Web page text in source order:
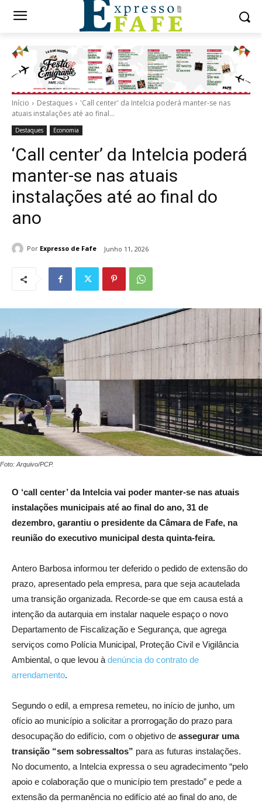
Início Destaques
'Call center' da Intelcia poderá manter-se nas
atuais instalações até ao final...
Destaques Economia
‘Call center’ da Intelcia poderá
manter-se nas atuais
instalações até ao final do
ano
Por Expresso de Fafe Junho 11, 2026
Foto: Arquivo/PCP.
O ‘call center’ da Intelcia vai poder manter-se nas atuais
instalações municipais até ao final do ano, 31 de
dezembro, garantiu o presidente da Câmara de Fafe, na
reunião do executivo municipal desta quinta-feira.
Antero Barbosa informou ter deferido o pedido de extensão do
prazo, apresentado pela empresa, para que seja acautelada
uma transição organizada. Recorde-se que em causa está a
intenção da autarquia em instalar naquele espaço o novo
Departamento de Fiscalização e Segurança, que agrega
serviços como Polícia Municipal, Proteção Civil e Vigilância
Ambiental, o que levou à denúncia do contrato de
arrendamento.
Segundo o edil, a empresa remeteu, no início de junho, um
ofício ao município a solicitar a prorrogação do prazo para
desocupação do edifício, com o objetivo de assegurar uma
transição “sem sobressaltos” para as futuras instalações.
No documento, a Intelcia expressa o seu agradecimento “pelo
apoio e colaboração que o município tem prestado” e pede a
extensão da permanência no edifício até ao final do ano, de